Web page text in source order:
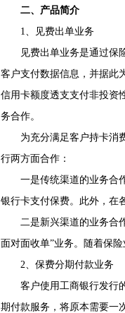
二、产品简介
1、见费出单业务
见费出单业务是通过保险
客户支付数据信息，并据此
信用卡额度透支支付非投资
务合作。
为充分满足客户持卡消费
行两方面合作：
一是传统渠道的业务合作
银行卡支付保费。此外，在
二是新兴渠道的业务合作
面对面收单”业务。随着保
2、保费分期付款业务
客户使用工商银行发行的
期付款服务，将原本需要一